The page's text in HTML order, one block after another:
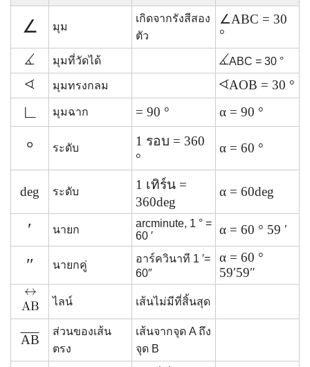
∠ มุม
เกิดจากรังสีสอง
ตัว
∠ABC = 30
°
มุมที่วัดได้ ABC = 30 °
มุมทรงกลม AOB = 30 °
∟ มุมฉาก = 90 ° α = 90 °
° ระดับ
1 รอบ = 360
°
α = 60 °
deg ระดับ
1 เทิร์น =
360deg
α = 60deg
′ นายก
arcminute, 1 ° =
60 ′
α = 60 ° 59 ′
″ นายกคู่
อาร์ควินาที 1 ′=
60″
α = 60 °
59′59″
ไลน์ เส้นไม่มีที่สิ้นสุด
AB
ส่วนของเส้น
ตรง
เส้นจากจุด A ถึง
จุด B